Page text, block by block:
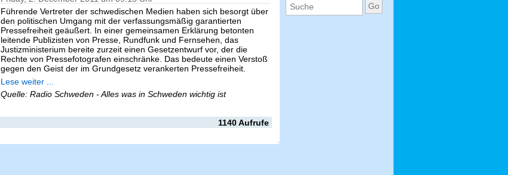
Führende Vertreter der schwedischen Medien haben sich besorgt über
den politischen Umgang mit der verfassungsmäßig garantierten
Pressefreiheit geäußert. In einer gemeinsamen Erklärung betonten
leitende Publizisten von Presse, Rundfunk und Fernsehen, das
Justizministerium bereite zurzeit einen Gesetzentwurf vor, der die
Rechte von Pressefotografen einschränke. Das bedeute einen Verstoß
gegen den Geist der im Grundgesetz verankerten Pressefreiheit.
Lese weiter ...
Quelle: Radio Schweden - Alles was in Schweden wichtig ist
1140 Aufrufe